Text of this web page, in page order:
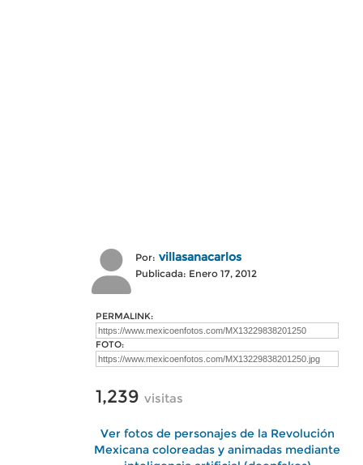
Por: villasanacarlos
Publicada: Enero 17, 2012
PERMALINK:
FOTO:
1,239 visitas
Ver fotos de personajes de la Revolución
Mexicana coloreadas y animadas mediante